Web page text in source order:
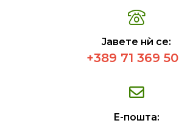
Јавете нѝ се:
+389 71 369
Е-пошта: